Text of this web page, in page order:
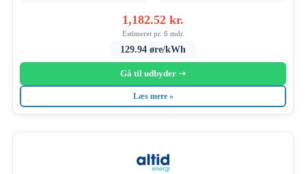
1,182.52 kr.
Estimeret pr. 6 mdr.
129.94 øre/kWh
Gå til udbyder ➝
Læs mere »